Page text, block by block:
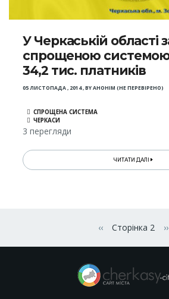
У Черкаській області
спрощеною
34,2 тис. платників
05 ЛИСТОПАДА , 2014,BYАНОНІМ (НЕ ПЕРЕВІРЕНО)
СПРОЩЕНА СИСТЕМА
ЧЕРКАСИ
3 перегляди
ЧИТАТИ ДАЛІ
сторінки
Попередня
‹‹ Сторінка 2 ››